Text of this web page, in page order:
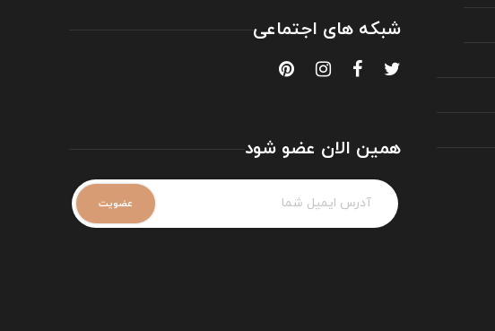
شبکه های اجتماعی
همین الان عضو شود